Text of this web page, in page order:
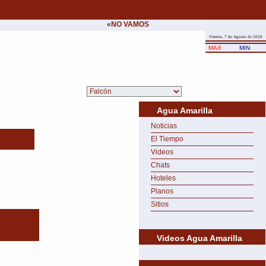
«NO VAMOS A CEDER NUNCA AL CHANTAJE
Viernes, 7 de Agosto de 2026
MAX MIN
Agua Amarilla
Noticias
El Tiempo
Videos
Chats
Hoteles
Planos
Sitios
Videos Agua Amarilla